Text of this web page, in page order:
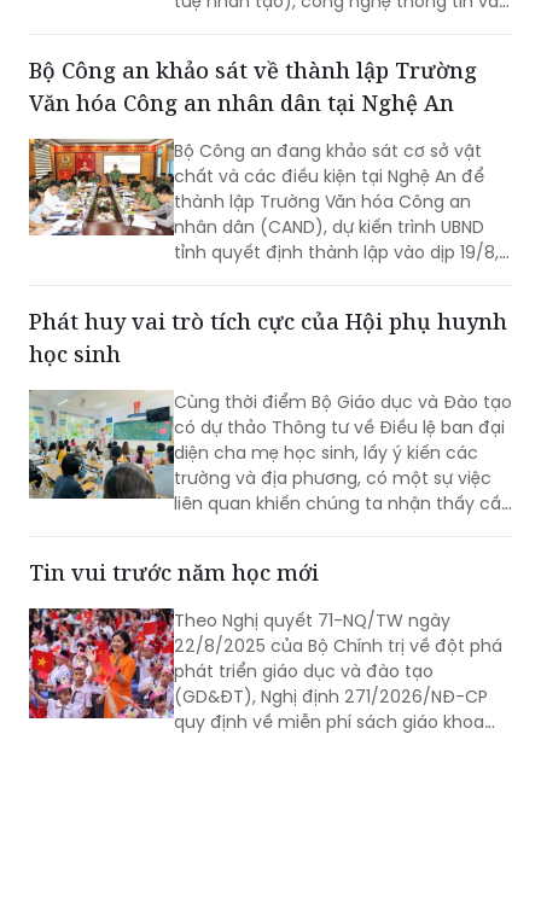
xét tuyển đại học năm 2026 có ít nhất
công nghệ, kỹ thuật, toán học) và AI (trí
tuệ nhân tạo), công nghệ thông tin và
các ngành công nghệ chiến lược. Sự
dịch nguồn nhân lực theo định hướng
phát triển khoa học, công nghệ và đổi
mới sáng tạo của đất nước.
Bộ Công an khảo sát về thành lập Trường
Văn hóa Công an nhân dân tại Nghệ An
Bộ Công an đang khảo sát cơ sở vật
chất và các điều kiện tại Nghệ An để
nhân dân (CAND), dự kiến trình UBND
tỉnh quyết định thành lập vào dịp 19/8,
Phát huy vai trò tích cực của Hội phụ huynh
học sinh
Cùng thời điểm Bộ Giáo dục và Đào tạo
có dự thảo Thông tư về Điều lệ ban đại
trường và địa phương, có một sự việc
liên quan khiến chúng ta nhận thấy cần
có các quy định chặt chẽ ngăn chặn
tình trạng Ban đại diện cha mẹ học sinh
(Hội phụ huynh học sinh (PHHS)) lạm
thu tại một số nơi.
Tin vui trước năm học mới
Theo Nghị quyết 71-NQ/TW ngày
22/8/2025 của Bộ Chính trị về đột phá